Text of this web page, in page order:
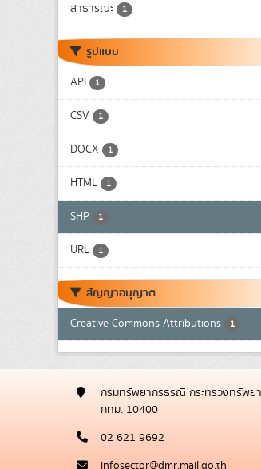
สาธารณะ 1
รูปแบบ
API 1
CSV 1
DOCX 1
HTML 1
SHP 1
URL 1
สัญญาอนุญาต
Creative Commons Attributions 1
กรมทรัพยากรธรณี กระทรวงทรัพย
กทม. 10400
02 621 9692
infosector@dmr.mail.go.th